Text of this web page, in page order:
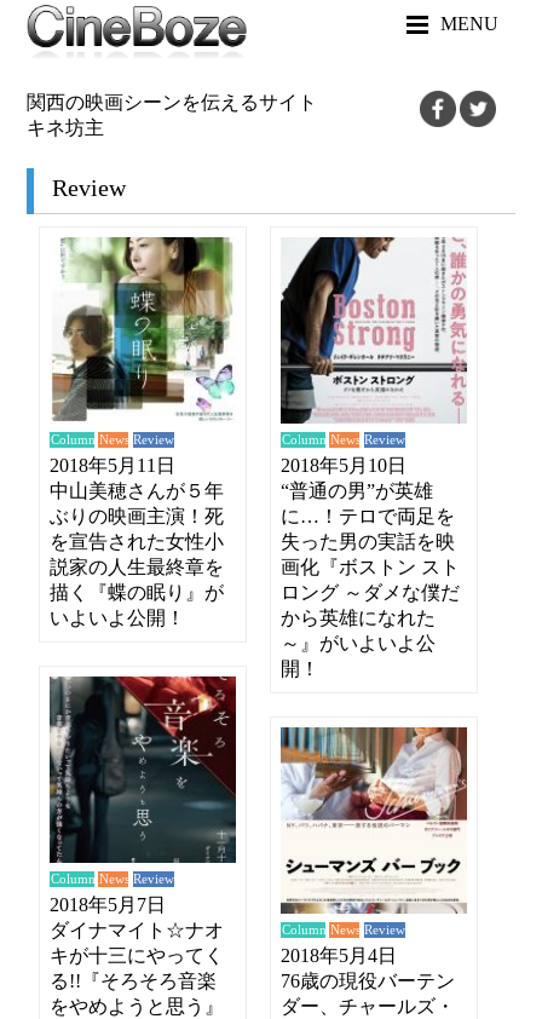
MENU
関西の映画シーンを伝えるサイト
キネ坊主
Review
Column News Review
2018年5月11日
中山美穂さんが５年
ぶりの映画主演！死
を宣告された女性小
説家の人生最終章を
描く『蝶の眠り』が
いよいよ公開！
Column News Review
2018年5月10日
“普通の男”が英雄
に…！テロで両足を
失った男の実話を映
画化『ボストン スト
ロング ～ダメな僕だ
から英雄になれた
～』がいよいよ公
開！
Column News Review
2018年5月7日
ダイナマイト☆ナオ
キが十三にやってく
る!!『そろそろ音楽
をやめようと思う』
Column News Review
2018年5月4日
76歳の現役バーテン
ダー、チャールズ・